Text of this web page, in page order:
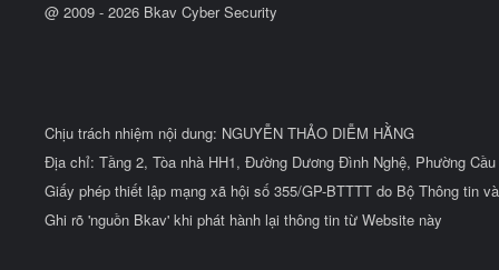
@ 2009 - 2026 Bkav Cyber Security
Chịu trách nhiệm nội dung: NGUYỄN THẢO DIỄM HẰNG
Địa chỉ: Tầng 2, Tòa nhà HH1, Đường Dương Đình Nghệ, Phường
Giấy phép thiết lập mạng xã hội số 355/GP-BTTTT do Bộ Thông tin
Ghi rõ 'nguồn Bkav' khi phát hành lại thông tin từ Website này